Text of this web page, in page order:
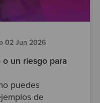
02 Jun 2026
o un riesgo para
puedes
de